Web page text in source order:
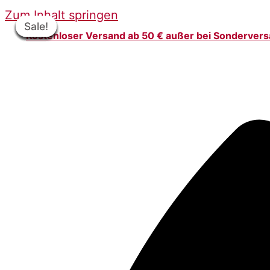
Zum Inhalt springen
Kostenloser Versand ab 50 € außer bei
Sale!
Sale!
Sale!
Sale!
Sale!
Sale!
Sale!
Sale!
Sale!